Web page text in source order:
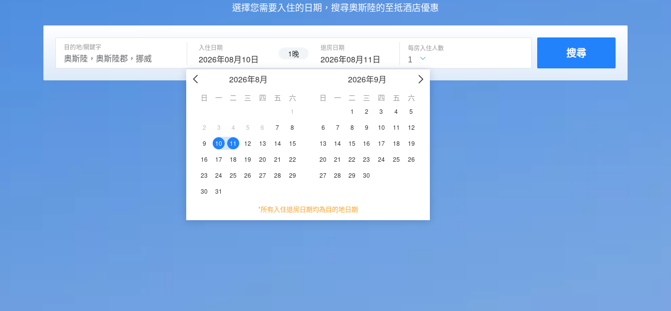
選擇您需要入住的日期，搜尋奧斯陸的至抵酒店優惠
目的地/關鍵字 入住日期
2026年08月10日 1晚
退房日期
2026年08月11日
2026年8月
日 一 二 三 四 五 六
1
2
3 4 5 6 7
8
9
10 11 12 13 14
15
16
17 18 19 20 21
22
23
24 25 26 27 28
29
30
31
2026年9月
日 一 二 三 四 五 六
1 2 3 4
5
6
7 8 9 10 11
12
13
14 15 16 17 18
19
20
21 22 23 24 25
26
27
28 29 30
*所有入住退房日期均為目的地日期
每房入住人數 搜尋